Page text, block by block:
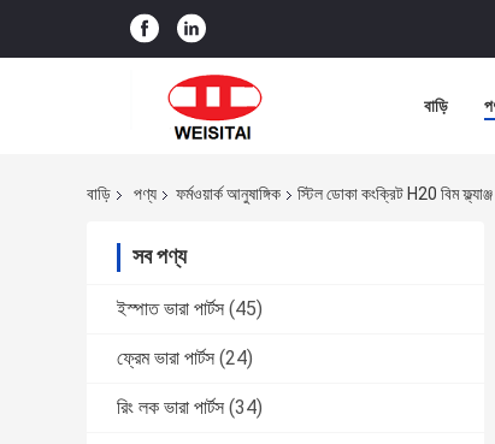
বাড়ি
বাড়ি পণ্য ফর্মওয়ার্ক আনুষাঙ্গিক স্টিল ডোকা কংক্রিট H20 বিম
সব পণ্য
ইস্পাত ভারা পার্টস (45)
ফ্রেম ভারা পার্টস (24)
রিং লক ভারা পার্টস (34)